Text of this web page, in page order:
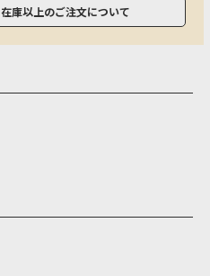
在庫以上のご注文について